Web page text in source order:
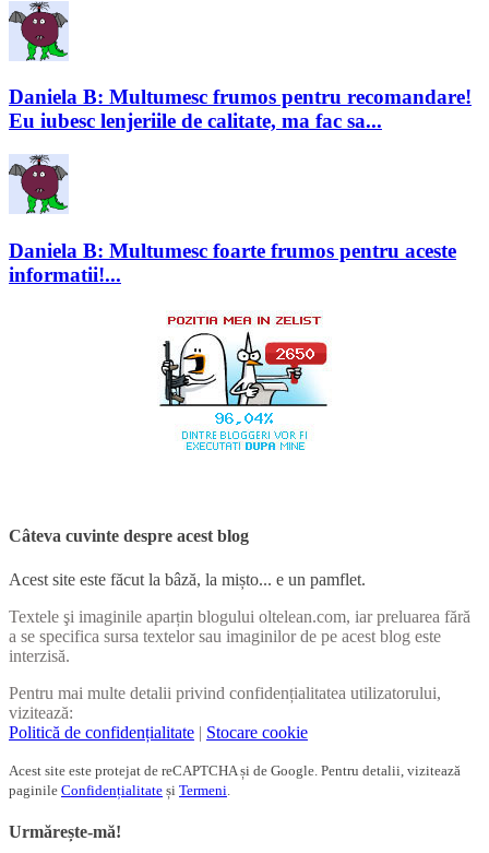
Daniela B: Multumesc frumos pentru recomandare!
Eu iubesc lenjeriile de calitate, ma fac sa...
Daniela B: Multumesc foarte frumos pentru aceste
informatii!...
Câteva cuvinte despre acest blog
Acest site este făcut la bâză, la mișto... e un pamflet.
Textele şi imaginile aparțin blogului oltelean.com, iar preluarea fără
a se specifica sursa textelor sau imaginilor de pe acest blog este
interzisă.
Pentru mai multe detalii privind confidențialitatea utilizatorului,
vizitează:
Politică de confidențialitate | Stocare cookie
Acest site este protejat de reCAPTCHA și de Google. Pentru detalii, vizitează
paginile Confidențialitate și Termeni
Urmărește-mă!